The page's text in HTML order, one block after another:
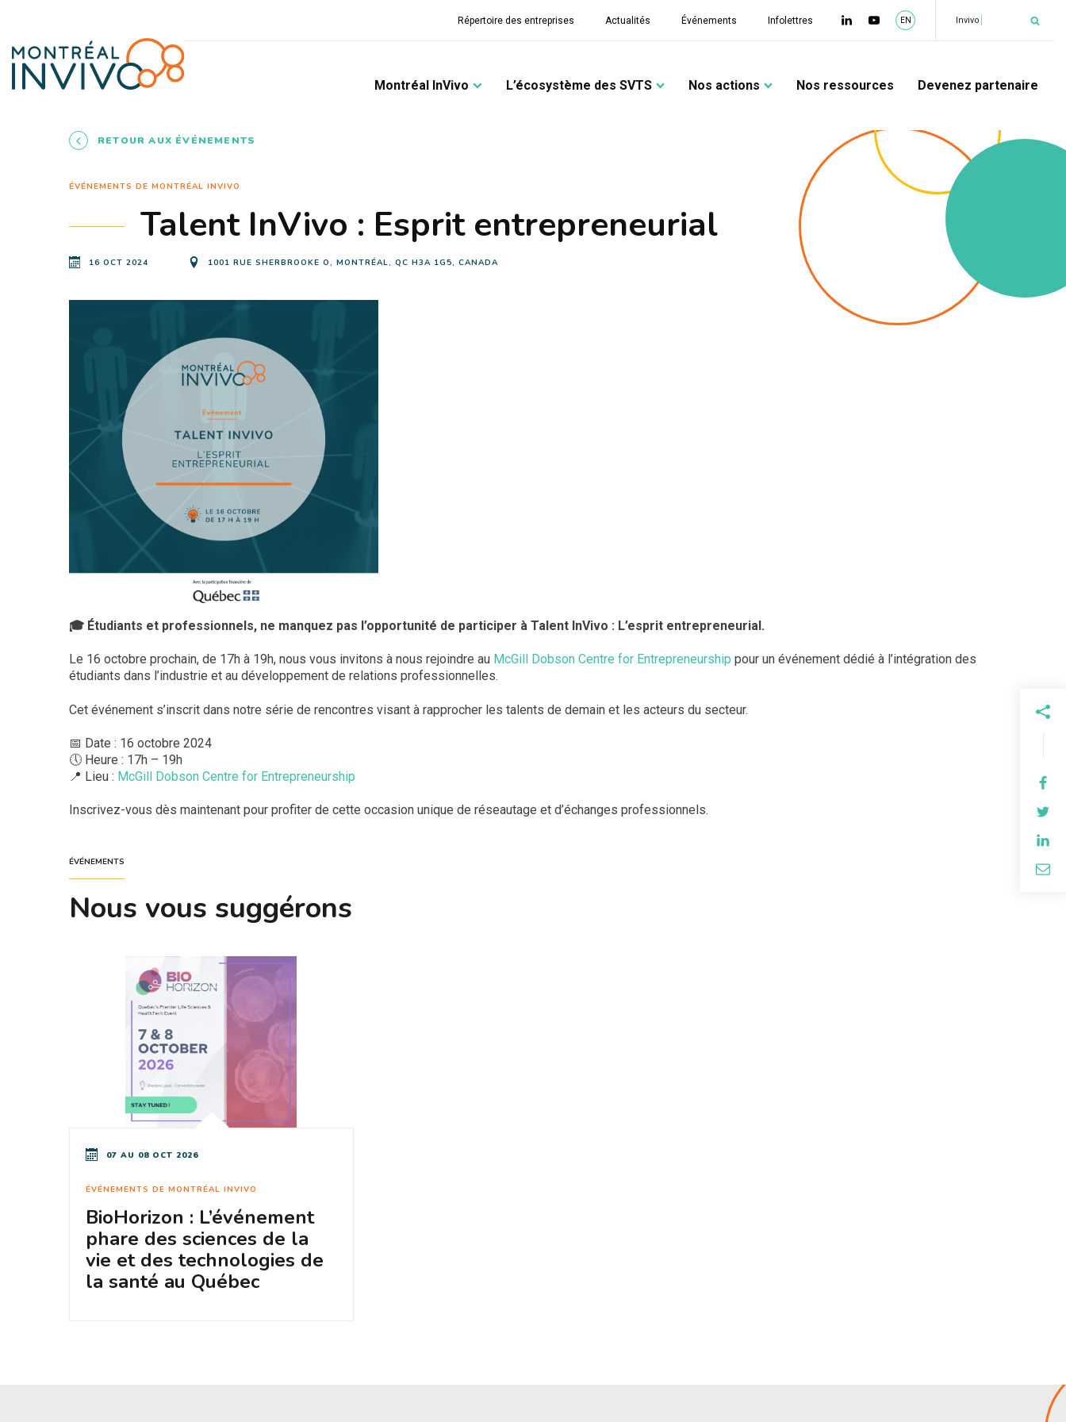
Répertoire des entreprises Actualités Événements Infolettres EN Invivo |
Montréal InVivo L’écosystème des SVTS Nos actions Nos ressources Devenez partenaire
RETOUR AUX ÉVÉNEMENTS
ÉVÉNEMENTS DE MONTRÉAL INVIVO
Talent InVivo : Esprit entrepreneurial
16 OCT 2024 1001 RUE SHERBROOKE O, MONTRÉAL, QC H3A 1G5, CANADA
🎓 Étudiants et professionnels, ne manquez pas l’opportunité de participer à Talent InVivo : L’esprit entrepreneurial.
Le 16 octobre prochain, de 17h à 19h, nous vous invitons à nous rejoindre au McGill Dobson Centre for Entrepreneurship pour un événement dédié à l’intégration des
étudiants dans l’industrie et au développement de relations professionnelles.
Cet événement s’inscrit dans notre série de rencontres visant à rapprocher les talents de demain et les acteurs du secteur.
📅 Date : 16 octobre 2024
🕔 Heure : 17h – 19h
📍 Lieu : McGill Dobson Centre for Entrepreneurship
Inscrivez-vous dès maintenant pour profiter de cette occasion unique de réseautage et d’échanges professionnels.
ÉVÉNEMENTS
Nous vous suggérons
07 AU 08 OCT 2026
ÉVÉNEMENTS DE MONTRÉAL INVIVO
BioHorizon : L’événement
phare des sciences de la
vie et des technologies de
la santé au Québec